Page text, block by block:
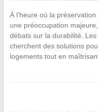
À l’heure où la
une préoccupation
débats sur la durabilité.
cherchent des solutions
logements tout en